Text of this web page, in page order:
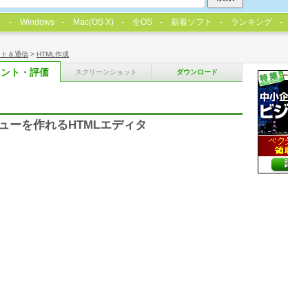
＆通信 > HTML作成
ト・評価 スクリーンショット ダウンロード
ーを作れるHTMLエディタ
Windows Mac(OS X) 全OS 新着ソフト ランキング